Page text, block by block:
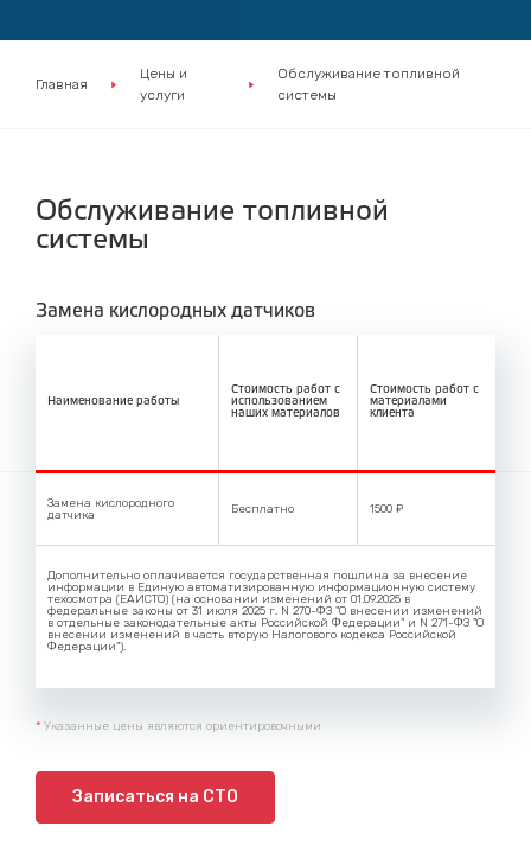
Главная
Цены и
услуги
Обслуживание топливной
системы
Обслуживание топливной
системы
Замена кислородных датчиков
Наименование работы
Стоимость работ с
использованием
наших материалов
Стоимость работ с
материалами
клиента
Замена кислородного
датчика
Бесплатно 1500 ₽
Дополнительно оплачивается государственная пошлина за внесение
информации в Единую автоматизированную информационную систему
техосмотра (ЕАИСТО) (на основании изменений от 01.09.2025 в
федеральные законы от 31 июля 2025 г. N 270-ФЗ "О внесении изменений
в отдельные законодательные акты Российской Федерации" и N 271-ФЗ "О
внесении изменений в часть вторую Налогового кодекса Российской
Федерации").
Записаться на СТО
* Указанные цены являются ориентировочными